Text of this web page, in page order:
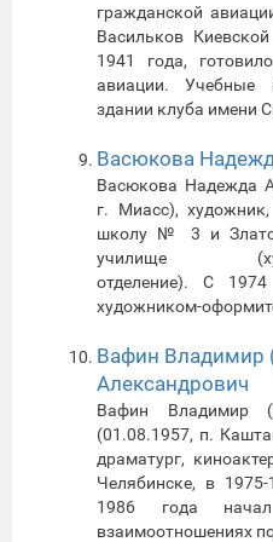
гражданской
Васильков
1941 года,
авиации. Учебные
здании клуба имени
Васюкова
Васюкова Надежда
г. Миасс),
школу № 3 и
училище
отделение). С
художником-
Вафин Владимир
Александрович
Вафин Владимир
(01.08.1957, п.
драматург,
Челябинске, в
1986 года
взаимоотношениях